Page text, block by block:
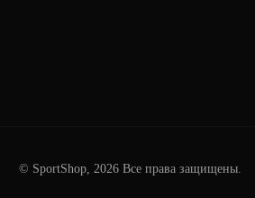
© SportShop, 2026 Все права защищены.